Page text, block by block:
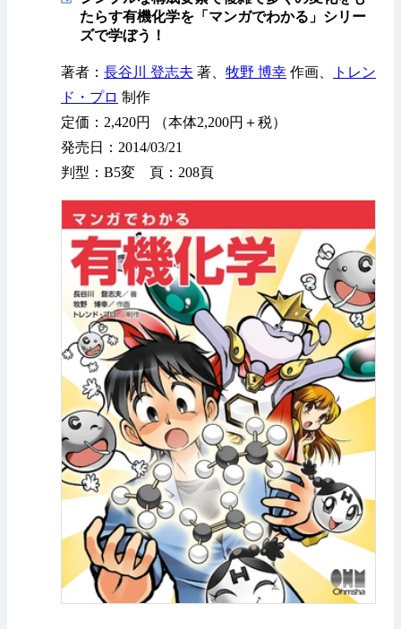
たらす有機化学を「マンガでわかる」シリー
ズで学ぼう！
著者： 長谷川 登志夫 著、 牧野 博幸 作画、
トレン
ド・プロ 制作
定価：2,420円 （本体2,200円＋税）
発売日：2014/03/21
判型：B5変 頁：208頁